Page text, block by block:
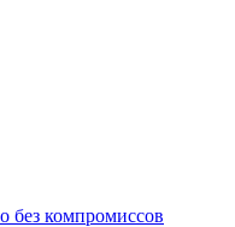
без компромиссов